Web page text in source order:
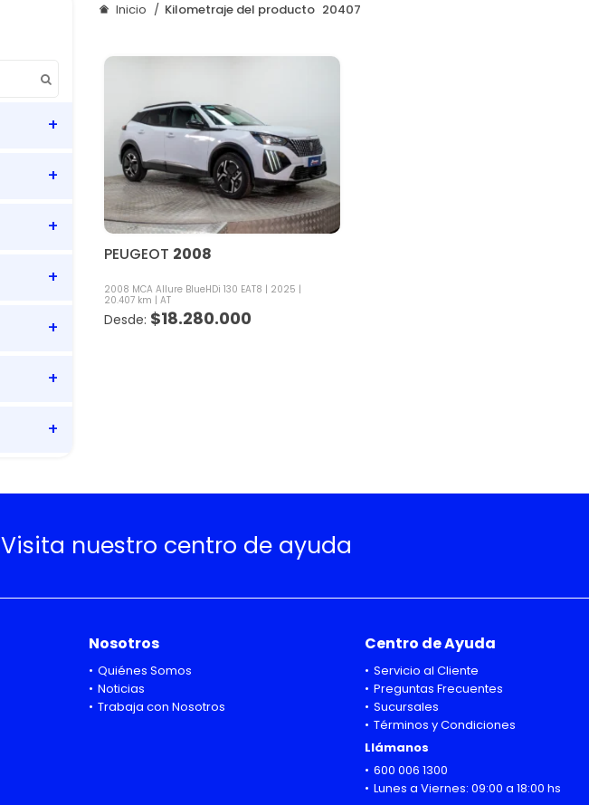
Inicio Kilometraje del producto 20407
PEUGEOT 2008
2008 MCA Allure BlueHDi 130 EAT8
2025
20.407 km
AT
$18.280.000
Visita nuestro centro de ayuda
Nosotros
Quiénes Somos
Noticias
Trabaja con Nosotros
Centro de Ayuda
Servicio al Cliente
Preguntas Frecuentes
Sucursales
Términos y Condiciones
Llámanos
600 006 1300
Lunes a Viernes: 09:00 a 18:00 hs